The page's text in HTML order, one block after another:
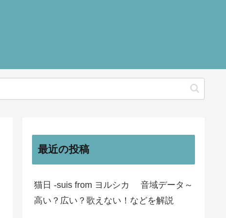
最近の投稿
猫日 -suis from ヨルシカ 音域データ～
高い？広い？歌えない！などを解説